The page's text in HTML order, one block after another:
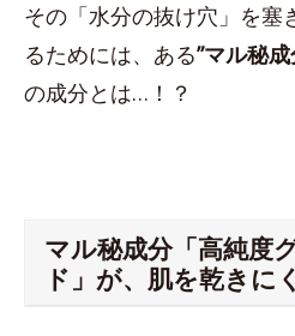
その「水分の抜け穴」を塞
るためには、ある”マル秘成
の成分とは…！？
マル秘成分「高純度
ド」が、肌を乾きに